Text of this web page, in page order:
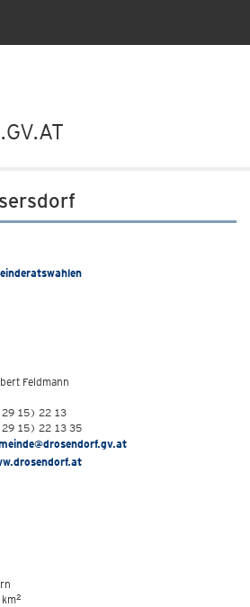
Feldmann
15) 22 13
15) 22 13 35
2